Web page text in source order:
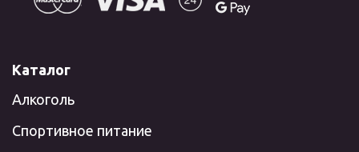
Каталог
Алкоголь
Спортивное питание